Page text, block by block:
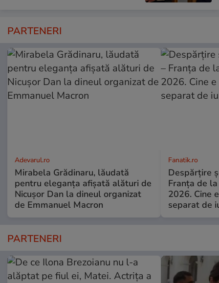
PARTENERI
Adevarul.ro
Mirabela Grădinaru, lăudată
pentru eleganța afișată alături de
Nicușor Dan la dineul organizat
de Emmanuel Macron
Fanatik.ro
Despărțire
Franța de
2026. Cine
separat de
PARTENERI